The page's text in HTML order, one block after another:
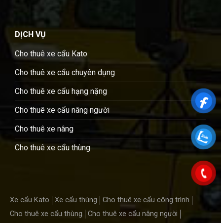
DỊCH VỤ
Cho thuê xe cẩu Kato
Cho thuê xe cẩu chuyên dụng
Cho thuê xe cẩu hạng nặng
Cho thuê xe cẩu nâng người
Cho thuê xe nâng
Cho thuê xe cẩu thùng
Xe cẩu Kato Xe cẩu thùng
Cho thuê xe cẩu công trình
Cho thuê xe cẩu thùng
Cho thuê xe cẩu nâng người